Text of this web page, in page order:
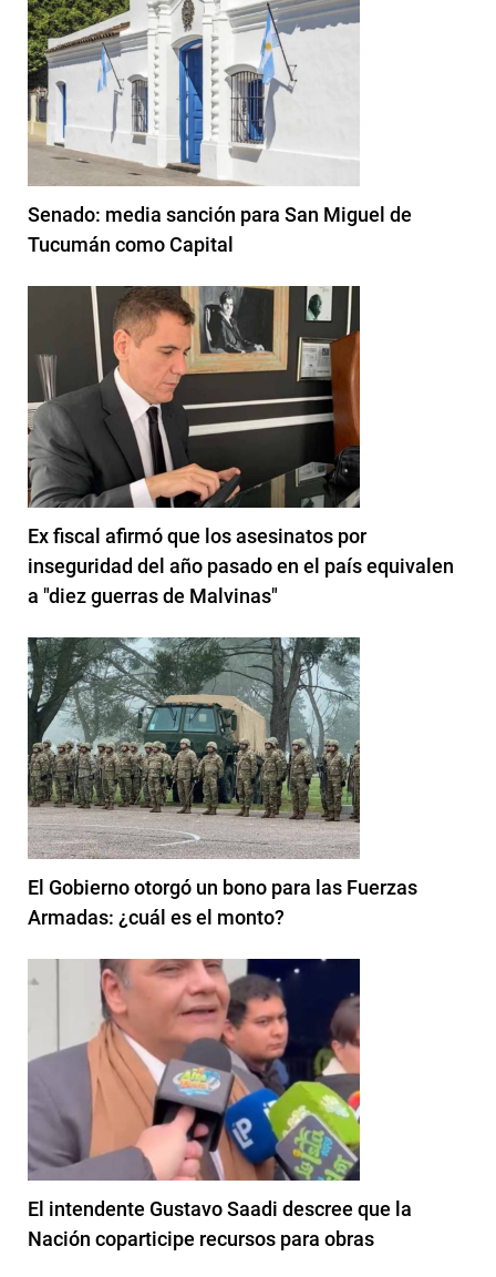
Senado: media sanción para San Miguel de
Tucumán como Capital
Ex fiscal afirmó que los asesinatos por
inseguridad del año pasado en el país equivalen
a "diez guerras de Malvinas"
El Gobierno otorgó un bono para las Fuerzas
Armadas: ¿cuál es el monto?
El intendente Gustavo Saadi descree que la
Nación coparticipe recursos para obras